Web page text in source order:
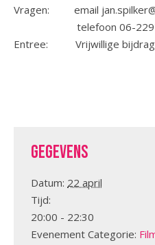
Vragen: email
telefoon 06-
Entree: Vrijwillige
Gegevens
Datum: 22 april
Tijd:
20:00 - 22:30
Evenement Categorie: